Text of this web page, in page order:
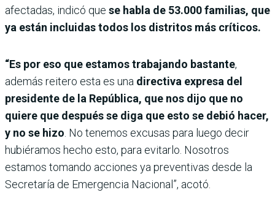
afectadas, indicó que se habla de 53.000 familias, que
ya están incluidas todos los distritos más críticos.
“Es por eso que estamos trabajando bastante,
además reitero esta es una directiva expresa del
presidente de la República, que nos dijo que no
quiere que después se diga que esto se debió hacer,
y no se hizo . No tenemos excusas para luego decir
hubiéramos hecho esto, para evitarlo. Nosotros
estamos tomando acciones ya preventivas desde la
Secretaría de Emergencia Nacional”, acotó.